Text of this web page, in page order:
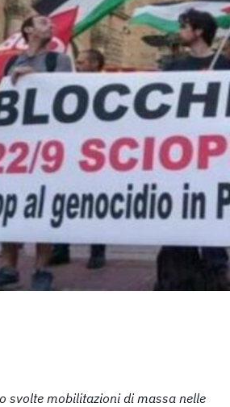
svolte mobilitazioni di massa nelle